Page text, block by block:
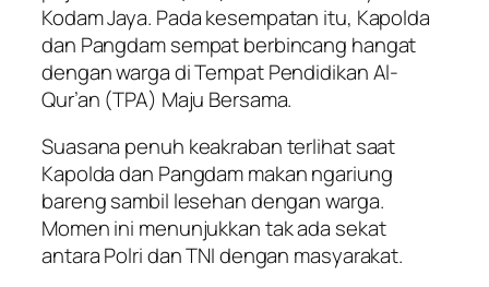
Kodam Jaya. Pada kesempatan itu, Kapolda
dan Pangdam sempat berbincang hangat
dengan warga di Tempat Pendidikan Al-
Qur’an (TPA) Maju Bersama.
Suasana penuh keakraban terlihat saat
Kapolda dan Pangdam makan ngariung
bareng sambil lesehan dengan warga.
Momen ini menunjukkan tak ada sekat
antara Polri dan TNI dengan masyarakat.